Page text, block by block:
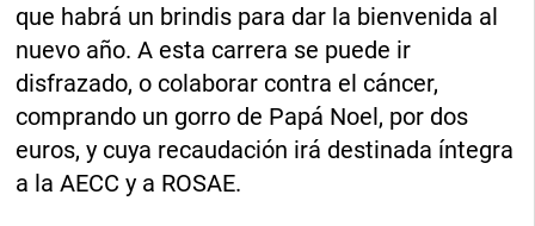
que habrá un brindis para dar la bienvenida al
nuevo año. A esta carrera se puede ir
disfrazado, o colaborar contra el cáncer,
comprando un gorro de Papá Noel, por dos
euros, y cuya recaudación irá destinada íntegra
a la AECC y a ROSAE.